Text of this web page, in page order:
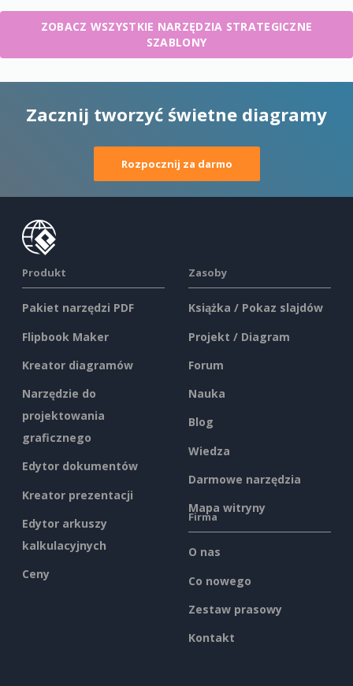
ZOBACZ WSZYSTKIE NARZĘDZIA STRATEGICZNE
SZABLONY
Zacznij tworzyć świetne diagramy
Rozpocznij za darmo
Produkt
Pakiet narzędzi PDF
Flipbook Maker
Kreator diagramów
Narzędzie do
projektowania
graficznego
Edytor dokumentów
Kreator prezentacji
Edytor arkuszy
kalkulacyjnych
Ceny
Zasoby
Książka / Pokaz slajdów
Projekt / Diagram
Forum
Nauka
Blog
Wiedza
Darmowe narzędzia
Mapa witryny
Firma
O nas
Co nowego
Zestaw prasowy
Kontakt